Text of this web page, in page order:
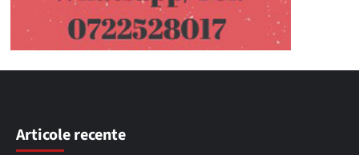
Articole recente